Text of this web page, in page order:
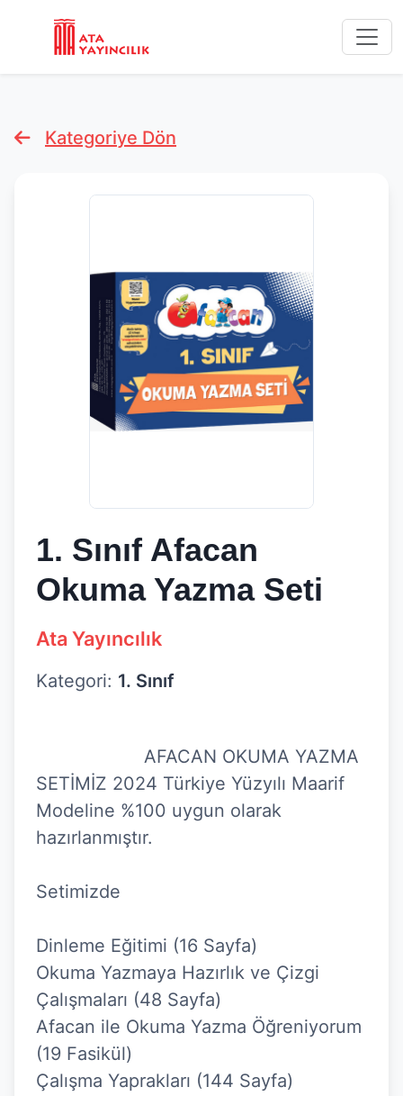
Kategoriye Dön
1. Sınıf Afacan
Okuma Yazma Seti
Ata Yayıncılık
Kategori: 1. Sınıf
SETİMİZ 2024 Türkiye Yüzyılı Maarif
Modeline %100 uygun olarak
hazırlanmıştır.
Setimizde
Dinleme Eğitimi (16 Sayfa)
Okuma Yazmaya Hazırlık ve Çizgi
Çalışmaları (48 Sayfa)
Afacan ile Okuma Yazma Öğreniyorum
(19 Fasikül)
Çalışma Yaprakları (144 Sayfa)